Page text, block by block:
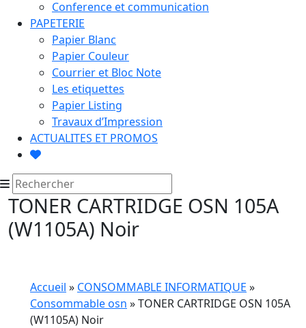
Conference et communication
PAPETERIE
Papier Blanc
Papier Couleur
Courrier et Bloc Note
Les etiquettes
Papier Listing
Travaux d’Impression
ACTUALITES ET PROMOS
TONER CARTRIDGE OSN 105A
(W1105A) Noir
Accueil » CONSOMMABLE INFORMATIQUE »
Consommable osn » TONER CARTRIDGE OSN 105A
(W1105A) Noir